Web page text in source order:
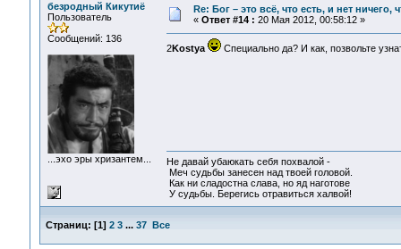
безродный Кикутиё
Пользователь
Сообщений: 136
...эхо эры хризантем...
Re: Бог – это всё, что есть, и нет
« Ответ #14 : 20 Мая 2012, 00:58:12 »
2Kostya Специально да? И как, позвольте
Не давай убаюкать себя похвалой -
Меч судьбы занесен над твоей головой.
Как ни сладостна слава, но яд наготове
У судьбы. Берегись отравиться халвой!
Страниц: [1] 2 3 ... 37 Все